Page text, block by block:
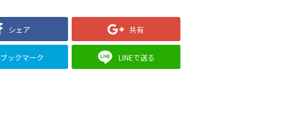
シェア 共有
ブックマーク LINEで送る